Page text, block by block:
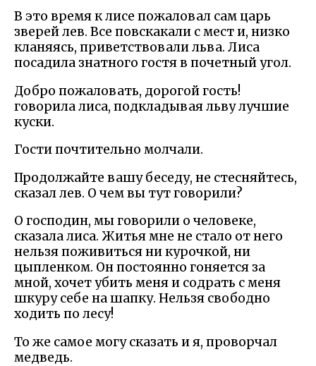
В это время к лисе пожаловал сам царь
зверей лев. Все повскакали с мест и, низко
кланяясь, приветствовали льва. Лиса
посадила знатного гостя в почетный угол.
Добро пожаловать, дорогой гость!
говорила лиса, подкладывая льву лучшие
куски.
Гости почтительно молчали.
Продолжайте вашу беседу, не стесняйтесь,
сказал лев. О чем вы тут говорили?
О господин, мы говорили о человеке,
сказала лиса. Житья мне не стало от него
нельзя поживиться ни курочкой, ни
цыпленком. Он постоянно гоняется за
мной, хочет убить меня и содрать с меня
шкуру себе на шапку. Нельзя свободно
ходить по лесу!
То же самое могу сказать и я, проворчал
медведь.